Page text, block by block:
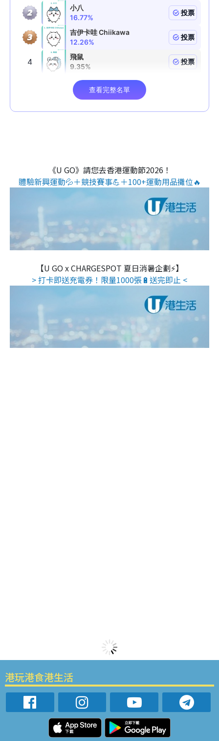
《U GO》請您去香港運動節2026！
體驗新興運動💦＋競技賽事💪＋100+運動用品攤位🔥
【U GO x CHARGESPOT 夏日消暑企劃⚡】
> 打卡即送充電券！限量1000張🔋送完即止 <
港玩港食港生活